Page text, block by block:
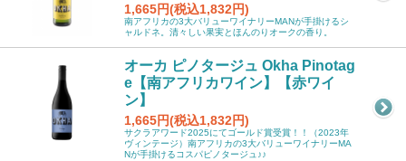
1,665円(税込1,832円)
南アフリカの3大バリューワイナリーMANが手掛けるシ
ャルドネ。清々しい果実とほんのりオークの香り。
オーカ ピノタージュ Okha Pinotag
e【南アフリカワイン】【赤ワイ
ン】
1,665円(税込1,832円)
サクラアワード2025にてゴールド賞受賞！！（2023年
ヴィンテージ）南アフリカの3大バリューワイナリーMA
Nが手掛けるコスパピノタージュ♪♪